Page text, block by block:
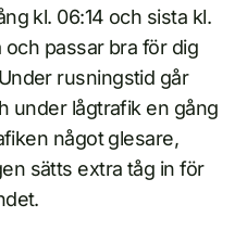
kl. 06:14 och sista kl.
och passar bra för dig
rusningstid går
under lågtrafik en gång
något glesare,
sätts extra tåg in för